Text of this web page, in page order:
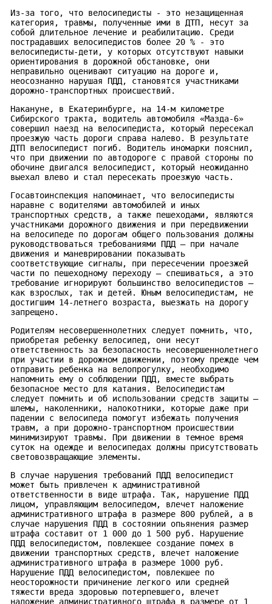
Из-за того, что велосипедисты - это незащищенная
категория, травмы, полученные ими в ДТП, несут за
собой длительное лечение и реабилитацию. Среди
пострадавших велосипедистов более 20 % - это
велосипедисты-дети, у которых отсутствуют навыки
ориентирования в дорожной обстановке, они
неправильно оценивают ситуацию на дороге и,
неосознанно нарушая ПДД, становятся участниками
дорожно-транспортных происшествий.
Накануне, в Екатеринбурге, на 14-м километре
Сибирского тракта, водитель автомобиля «Мазда-6»
совершил наезд на велосипедиста, который пересекал
проезжую часть дороги справа налево. В результате
ДТП велосипедист погиб. Водитель иномарки пояснил,
что при движении по автодороге с правой стороны по
обочине двигался велосипедист, который неожиданно
выехал влево и стал пересекать проезжую часть.
Госавтоинспекция напоминает, что велосипедисты
наравне с водителями автомобилей и иных
транспортных средств, а также пешеходами, являются
участниками дорожного движения и при передвижении
на велосипеде по дорогам общего пользования должны
руководствоваться требованиями ПДД – при начале
движения и маневрировании показывать
соответствующие сигналы, при пересечении проезжей
части по пешеходному переходу – спешиваться, а это
требование игнорируют большинство велосипедистов –
как взрослых, так и детей. Юным велосипедистам, не
достигшим 14-летнего возраста, выезжать на дорогу
запрещено.
Родителям несовершеннолетних следует помнить, что,
приобретая ребенку велосипед, они несут
ответственность за безопасность несовершеннолетнего
при участии в дорожном движении, поэтому прежде чем
отправить ребенка на велопрогулку, необходимо
напомнить ему о соблюдении ПДД, вместе выбрать
безопасное место для катания. Велосипедистам
следует помнить и об использовании средств защиты –
шлемы, наколенники, налокотники, которые даже при
падении с велосипеда помогут избежать получения
травм, а при дорожно-транспортном происшествии
минимизируют травмы. При движении в темное время
суток на одежде и велосипедах должны присутствовать
световозвращающие элементы.
В случае нарушения требований ПДД велосипедист
может быть привлечен к административной
ответственности в виде штрафа. Так, нарушение ПДД
лицом, управляющим велосипедом, влечет наложение
административного штрафа в размере 800 рублей, а в
случае нарушения ПДД в состоянии опьянения размер
штрафа составит от 1 000 до 1 500 руб. Нарушение
ПДД велосипедистом, повлекшее создание помех в
движении транспортных средств, влечет наложение
административного штрафа в размере 1000 руб.
Нарушение ПДД велосипедистом, повлекшее по
неосторожности причинение легкого или средней
тяжести вреда здоровью потерпевшего, влечет
наложение административного штрафа в размере от 1